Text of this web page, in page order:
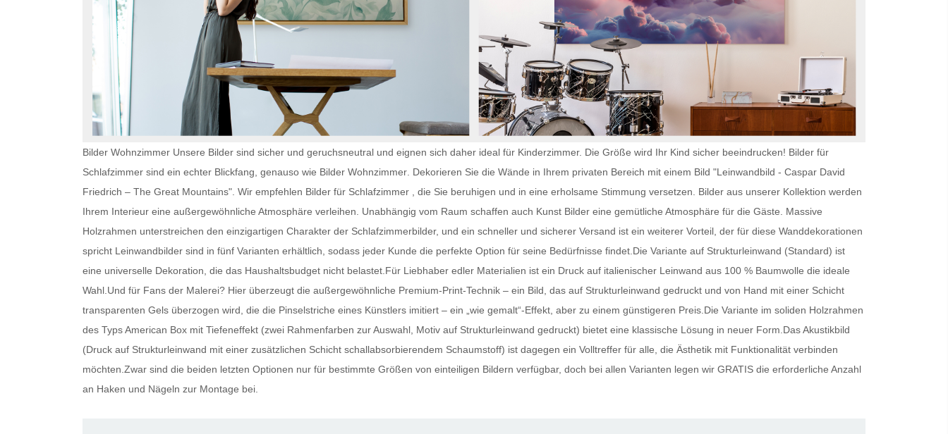
Bilder Wohnzimmer Unsere Bilder sind sicher und geruchsneutral und eignen sich daher ideal für Kinderzimmer. Die Größe wird Ihr Kind sicher beeindrucken! Bilder für
Schlafzimmer sind ein echter Blickfang, genauso wie Bilder Wohnzimmer . Dekorieren Sie die Wände in Ihrem privaten Bereich mit einem Bild "Leinwandbild - Caspar David
Friedrich – The Great Mountains". Wir empfehlen Bilder für Schlafzimmer , die Sie beruhigen und in eine erholsame Stimmung versetzen. Bilder aus unserer Kollektion werden
Ihrem Interieur eine außergewöhnliche Atmosphäre verleihen. Unabhängig vom Raum schaffen auch Kunst Bilder eine gemütliche Atmosphäre für die Gäste. Massive
Holzrahmen unterstreichen den einzigartigen Charakter der Schlafzimmerbilder, und ein schneller und sicherer Versand ist ein weiterer Vorteil, der für diese Wanddekorationen
spricht Leinwandbilder sind in fünf Varianten erhältlich, sodass jeder Kunde die perfekte Option für seine Bedürfnisse findet.Die Variante auf Strukturleinwand (Standard) ist
eine universelle Dekoration, die das Haushaltsbudget nicht belastet.Für Liebhaber edler Materialien ist ein Druck auf italienischer Leinwand aus 100 % Baumwolle die ideale
Wahl.Und für Fans der Malerei? Hier überzeugt die außergewöhnliche Premium-Print-Technik – ein Bild, das auf Strukturleinwand gedruckt und von Hand mit einer Schicht
transparenten Gels überzogen wird, die die Pinselstriche eines Künstlers imitiert – ein „wie gemalt“-Effekt, aber zu einem günstigeren Preis.Die Variante im soliden Holzrahmen
des Typs American Box mit Tiefeneffekt (zwei Rahmenfarben zur Auswahl, Motiv auf Strukturleinwand gedruckt) bietet eine klassische Lösung in neuer Form.Das Akustikbild
(Druck auf Strukturleinwand mit einer zusätzlichen Schicht schallabsorbierendem Schaumstoff) ist dagegen ein Volltreffer für alle, die Ästhetik mit Funktionalität verbinden
möchten.Zwar sind die beiden letzten Optionen nur für bestimmte Größen von einteiligen Bildern verfügbar, doch bei allen Varianten legen wir GRATIS die erforderliche Anzahl
an Haken und Nägeln zur Montage bei.